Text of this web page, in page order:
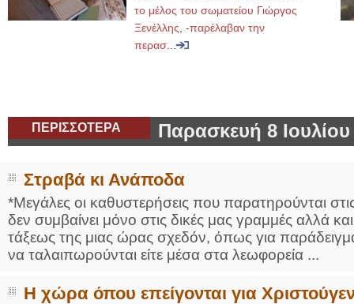
το μέλος του σωματείου Γιώργος
Ξενέλλης, -παρέλαβαν την
περασ
ΠΕΡΙΣΣΟΤΕΡΑ Παρασκευή 8 Ιουλίου
Στραβά κι Ανάποδα
*Μεγάλες οι καθυστερήσεις που παρατηρούνται
δεν συμβαίνει μόνο στις δικές μας γραμμές αλλά
τάξεως της μιας ώρας σχεδόν, όπως για
να ταλαιπωρούνται είτε μέσα στα λεωφορεία ...
Η χώρα όπου επείγονται για